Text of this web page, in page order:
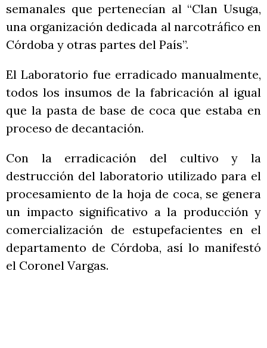
semanales que pertenecían al “Clan Usuga,
una organización dedicada al narcotráfico en
Córdoba y otras partes del País”.
El Laboratorio fue erradicado manualmente,
todos los insumos de la fabricación al igual
que la pasta de base de coca que estaba en
proceso de decantación.
Con la erradicación del cultivo y la
destrucción del laboratorio utilizado para el
procesamiento de la hoja de coca, se genera
un impacto significativo a la producción y
comercialización de estupefacientes en el
departamento de Córdoba, así lo manifestó
el Coronel Vargas.